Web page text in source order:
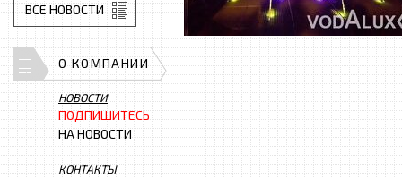
ВСЕ НОВОСТИ
О КОМПАНИИ
НОВОСТИ
ПОДПИШИТЕСЬ
НА НОВОСТИ
КОНТАКТЫ